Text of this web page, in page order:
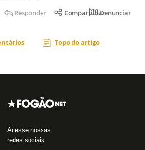
Acesse nossas
redes sociais